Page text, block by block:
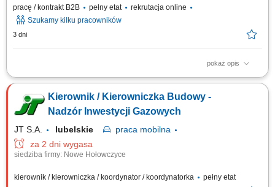
pracę / kontrakt B2B
pełny etat
rekrutacja online
Szukamy kilku pracowników
3 dni
pokaż opis
Zakres obowiązków: Nadzór nad realizacją inwestycji zgodnie z
budowlanych, wybór oraz negocjacje z podwykonawcami. Prowadzenie
dokumentacji formalno-prawnej inwestycji. Przygotowanie i
Kierownik / Kierowniczka Budowy -
Nadzór Inwestycji Gazowych
JT S.A. lubelskie praca mobilna
za 2 dni wygasa
siedziba firmy: Nowe Hołowczyce
kierownik / kierowniczka / koordynator / koordynatorka pełny etat